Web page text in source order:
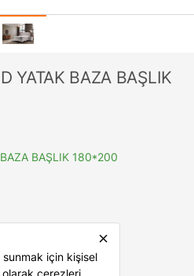
YATAK BAZA BAŞLIK
BAŞLIK 180*200
close
için kişisel
çerezleri